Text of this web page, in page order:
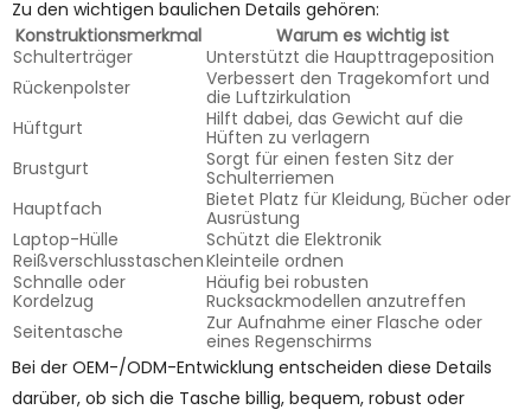
Zu den wichtigen baulichen Details gehören:
Konstruktionsmerkmal
Warum es wichtig ist
Schulterträger
Unterstützt die Haupttrageposition
Rückenpolster
Verbessert den Tragekomfort und
die Luftzirkulation
Hüftgurt
Hilft dabei, das Gewicht auf die
Hüften zu verlagern
Brustgurt
Sorgt für einen festen Sitz der
Schulterriemen
Hauptfach
Bietet Platz für Kleidung, Bücher oder
Ausrüstung
Laptop-Hülle
Schützt die Elektronik
ReißverschlusstaschenKleinteile ordnen
Schnalle oder
Kordelzug
Häufig bei robusten
Rucksackmodellen anzutreffen
Seitentasche
Zur Aufnahme einer Flasche oder
eines Regenschirms
Bei der OEM-/ODM-Entwicklung entscheiden diese Details
darüber, ob sich die Tasche billig, bequem, robust oder